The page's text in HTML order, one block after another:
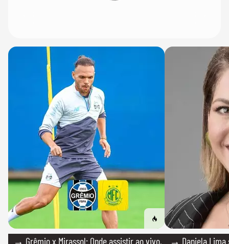
→ Grêmio x Mirassol: Onde assistir ao vivo, → Daniela Lima